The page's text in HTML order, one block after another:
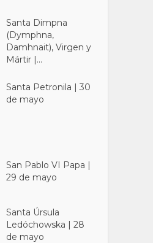
Santa Dimpna
(Dymphna,
Damhnait), Virgen y
Mártir |...
Santa Petronila | 30
de mayo
San Pablo VI Papa |
29 de mayo
Santa Úrsula
Ledóchowska | 28
de mayo